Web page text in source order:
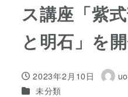
ス講座「紫
と明石」を
投稿日
2023年2月10日
著
カテゴリー
未分類